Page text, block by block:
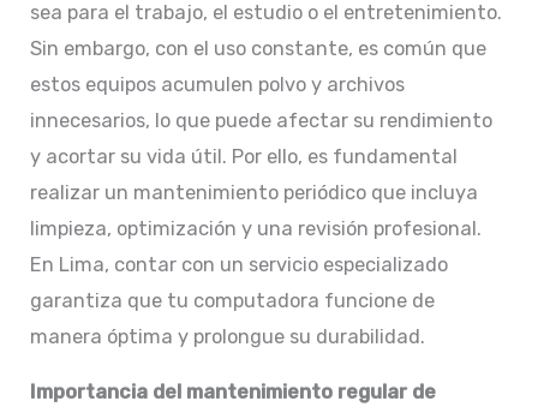
sea para el trabajo, el estudio o el entretenimiento.
Sin embargo, con el uso constante, es común que
estos equipos acumulen polvo y archivos
innecesarios, lo que puede afectar su rendimiento
y acortar su vida útil. Por ello, es fundamental
realizar un mantenimiento periódico que incluya
limpieza, optimización y una revisión profesional.
En Lima, contar con un servicio especializado
garantiza que tu computadora funcione de
manera óptima y prolongue su durabilidad.​
Importancia del mantenimiento regular de